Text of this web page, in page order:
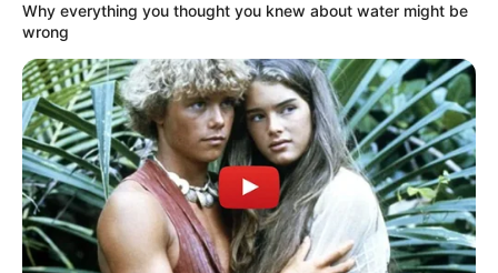
Why everything you thought you knew about water might be
wrong